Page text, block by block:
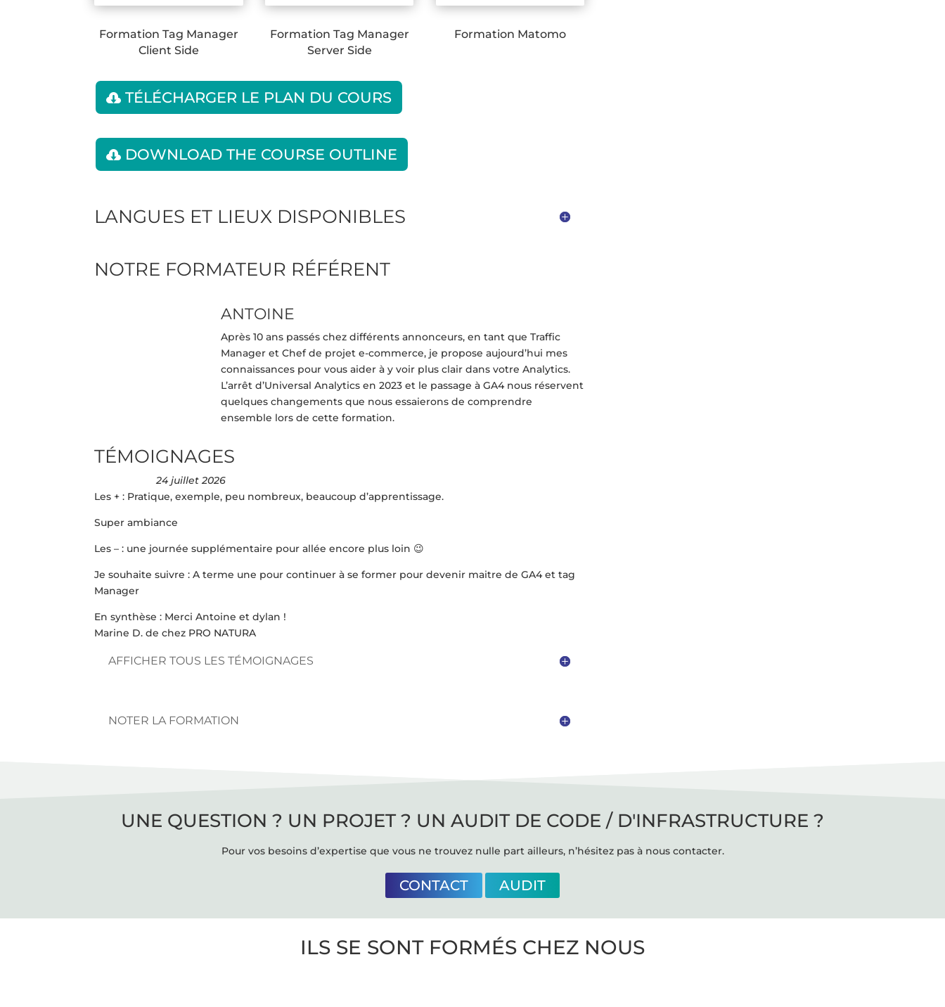
Formation Tag Manager
Client Side
Formation Tag Manager
Server Side
Formation Matomo
TÉLÉCHARGER LE PLAN DU COURS
DOWNLOAD THE COURSE OUTLINE
LANGUES ET LIEUX DISPONIBLES
NOTRE FORMATEUR RÉFÉRENT
ANTOINE
Après 10 ans passés chez différents annonceurs, en tant que Traffic
Manager et Chef de projet e-commerce, je propose aujourd’hui mes
connaissances pour vous aider à y voir plus clair dans votre Analytics.
L’arrêt d’Universal Analytics en 2023 et le passage à GA4 nous réservent
quelques changements que nous essaierons de comprendre
ensemble lors de cette formation.
TÉMOIGNAGES
24 juillet 2026
Les + : Pratique, exemple, peu nombreux, beaucoup d’apprentissage.
Super ambiance
Les – : une journée supplémentaire pour allée encore plus loin 😉
Je souhaite suivre : A terme une pour continuer à se former pour devenir maitre de GA4 et tag
Manager
En synthèse : Merci Antoine et dylan !
Marine D. de chez PRO NATURA
AFFICHER TOUS LES TÉMOIGNAGES
NOTER LA FORMATION
UNE QUESTION ? UN PROJET ? UN AUDIT DE CODE / D'INFRASTRUCTURE ?
Pour vos besoins d’expertise que vous ne trouvez nulle part ailleurs, n’hésitez pas à nous contacter.
CONTACT AUDIT
ILS SE SONT FORMÉS CHEZ NOUS